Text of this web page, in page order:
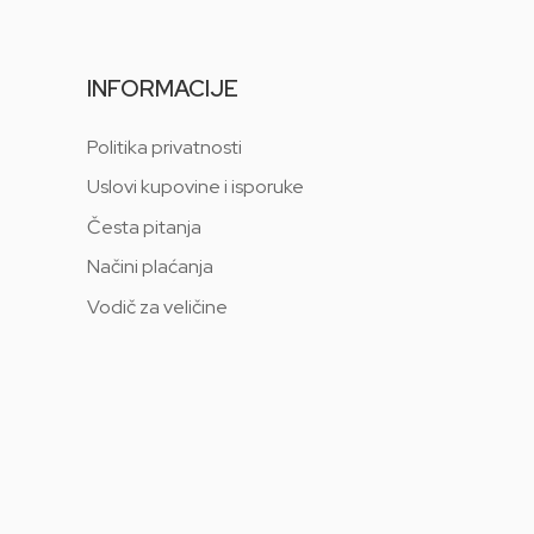
INFORMACIJE
Politika privatnosti
Uslovi kupovine i isporuke
Česta pitanja
Načini plaćanja
Vodič za veličine